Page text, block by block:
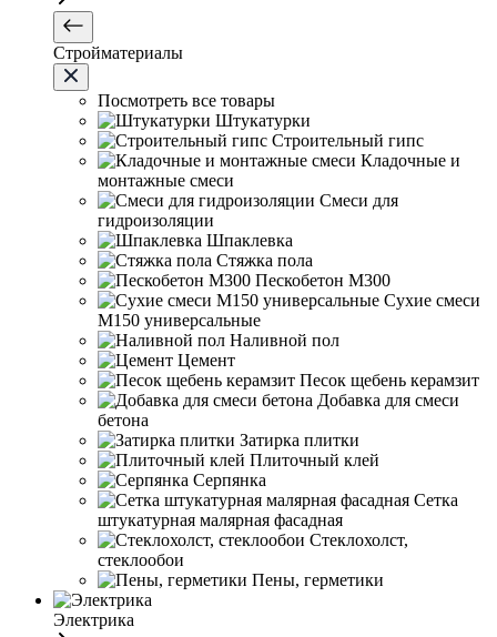
Стройматериалы
Посмотреть все товары
Штукатурки
Строительный гипс
Кладочные и
монтажные смеси
Смеси для
гидроизоляции
Шпаклевка
Стяжка пола
Пескобетон М300
Сухие смеси
М150 универсальные
Наливной пол
Цемент
Песок щебень керамзит
Добавка для смеси
бетона
Затирка плитки
Плиточный клей
Серпянка
Сетка
штукатурная малярная фасадная
Стеклохолст,
стеклообои
Пены, герметики
Электрика